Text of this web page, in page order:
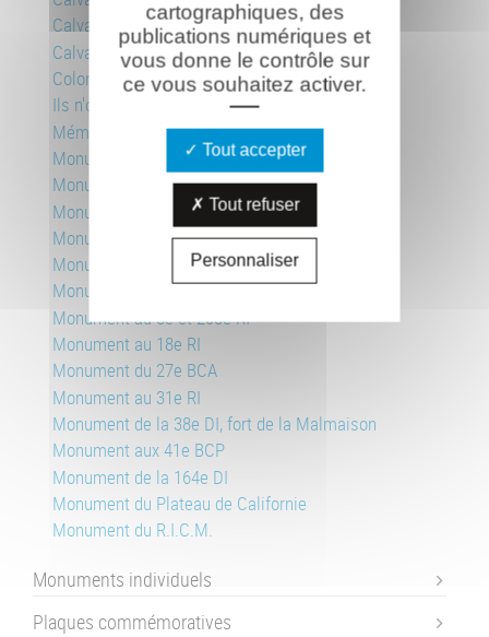
Calvaire Lafont-Leveau
Calvaire Meneteau-Barreau
Colonne des Britanniques
Ils n'ont pas choisi leur sépulture
Mémorial international aux rygbymen
Monument allemand, Pancy-Courtecon
Monument des aviateurs
Monument aux soldats russes
Monument des crapouillots
Monument des Marie-Louise
Monument au 4e Régiment de Zouaves
Monument au 8e et 208e RI
Monument au 18e RI
Monument du 27e BCA
Monument au 31e RI
Monument de la 38e DI, fort de la Malmaison
Monument aux 41e BCP
Monument de la 164e DI
Monument du Plateau de Californie
Monument du R.I.C.M.
Monuments individuels
Plaques commémoratives
cartographiques, des
publications numériques et
vous donne le contrôle sur
ce vous souhaitez activer.
Tout accepter
Tout refuser
Personnaliser